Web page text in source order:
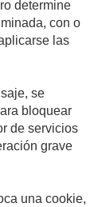
determine
con o
las
se
bloquear
de servicios
grave
una cookie,